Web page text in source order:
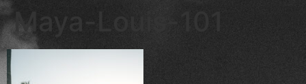
Maya-Louis-101